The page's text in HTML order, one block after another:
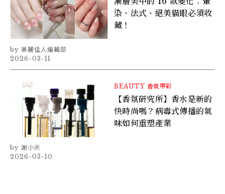
染、法式、絕美貓眼必須收
藏！
美麗佳人編輯部
2026-03-11
BEAUTY 香氛甲彩
【香氛研究所】香水是新的
快時尚嗎？病毒式傳播的氣
味如何重塑產業
謝小米
2026-03-10